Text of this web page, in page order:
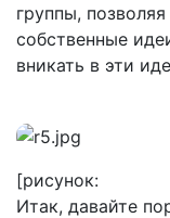
группы,
собственные
вникать в эти
[рисунок:
Итак, давайте